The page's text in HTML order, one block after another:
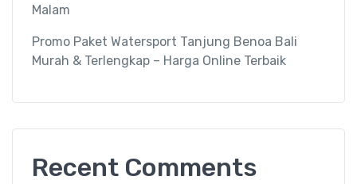
Malam
Promo Paket Watersport Tanjung Benoa Bali
Murah & Terlengkap – Harga Online Terbaik
Recent Comments